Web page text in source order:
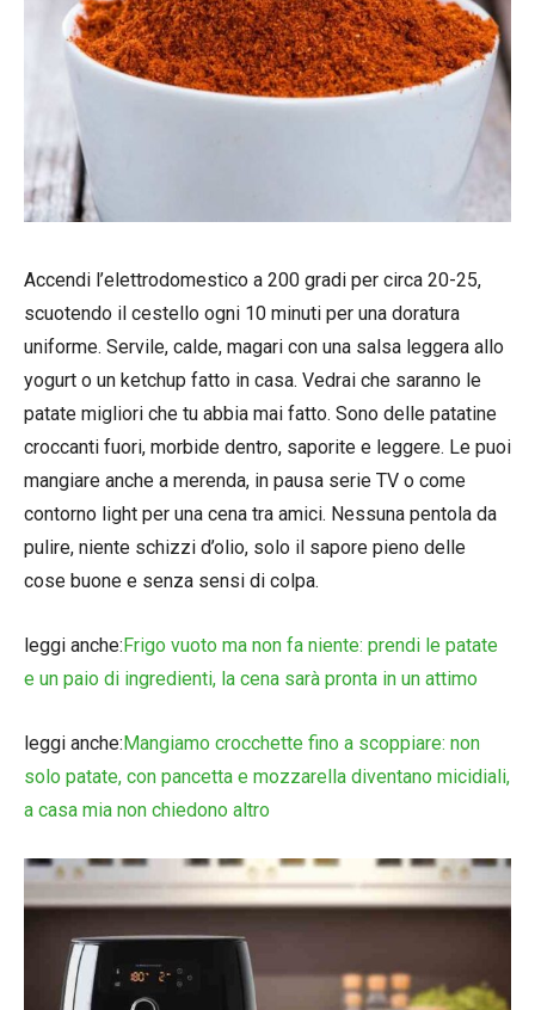
Accendi l’elettrodomestico a 200 gradi per circa 20-25,
scuotendo il cestello ogni 10 minuti per una doratura
uniforme. Servile, calde, magari con una salsa leggera allo
yogurt o un ketchup fatto in casa. Vedrai che saranno le
patate migliori che tu abbia mai fatto. Sono delle patatine
croccanti fuori, morbide dentro, saporite e leggere. Le puoi
mangiare anche a merenda, in pausa serie TV o come
contorno light per una cena tra amici. Nessuna pentola da
pulire, niente schizzi d’olio, solo il sapore pieno delle
cose buone e senza sensi di colpa.
leggi anche: Frigo vuoto ma non fa niente: prendi le patate
e un paio di ingredienti, la cena sarà pronta in un attimo
leggi anche: Mangiamo crocchette fino a scoppiare: non
solo patate, con pancetta e mozzarella diventano micidiali,
a casa mia non chiedono altro